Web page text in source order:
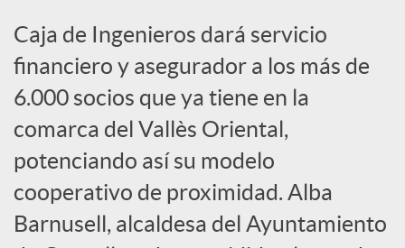
e
s
S
o
Caja de Ingenieros dará servicio
financiero y asegurador a los más de
6.000 socios que ya tiene en la
comarca del Vallès Oriental,
potenciando así su modelo
cooperativo de proximidad. Alba
Barnusell, alcaldesa del Ayuntamiento